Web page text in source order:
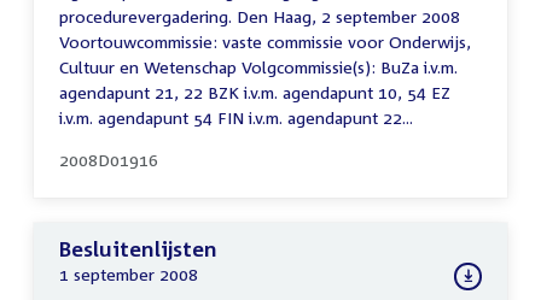
procedurevergadering. Den Haag, 2 september 2008
Voortouwcommissie: vaste commissie voor Onderwijs,
Cultuur en Wetenschap Volgcommissie(s): BuZa i.v.m.
agendapunt 21, 22 BZK i.v.m. agendapunt 10, 54 EZ
i.v.m. agendapunt 54 FIN i.v.m. agendapunt 22...
2008D01916
Besluitenlijsten
1 september 2008